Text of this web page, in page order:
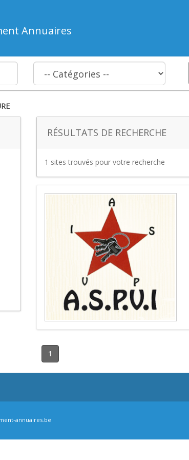
Annuaires
RÉSULTATS DE RECHERCHE
1 sites trouvés pour votre recherche
1
annuaires.be